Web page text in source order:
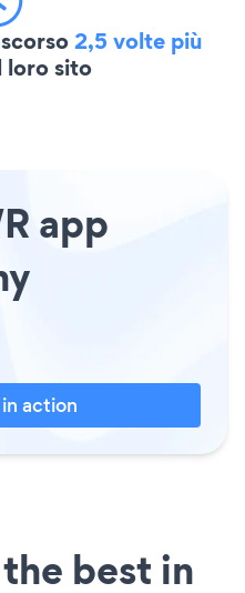
2,5 volte più
loro sito
app
action
best in